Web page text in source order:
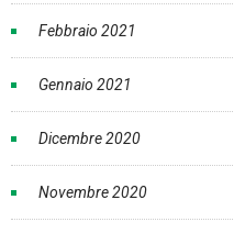
Febbraio 2021
Gennaio 2021
Dicembre 2020
Novembre 2020